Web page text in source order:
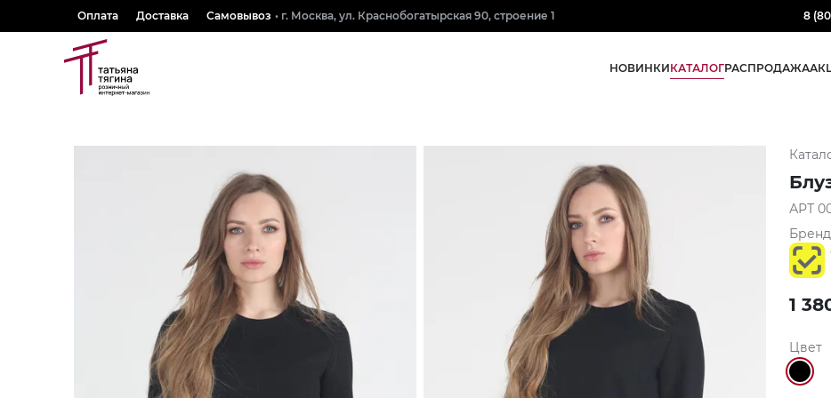
Оплата Доставка Самовывоз • г. Москва, ул. Краснобогатырская 90, строение 1 8
НОВИНКИКАТАЛОГРАСПРОДАЖА
АРТ
Бренд
1
Цвет